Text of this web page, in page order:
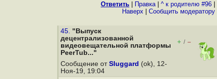
Ответить Правка| ^ к родителю #96
Наверх
Cообщить модератору
45. "Выпуск
децентрализованной
видеовещательной платформы
PeerTub..."
+ / –
Сообщение от Sluggard (ok), 12-
Ноя-19, 19:04